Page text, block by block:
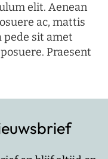
elit. Aenean
ac, mattis
pede sit amet
Praesent